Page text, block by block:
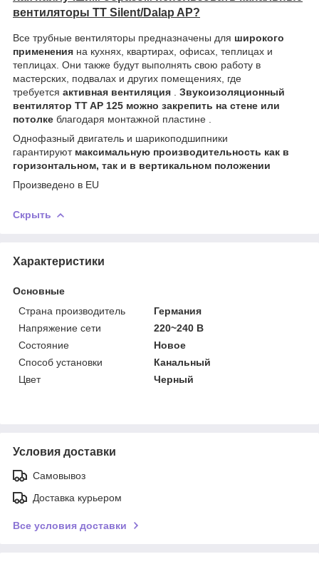
вентиляторы TT Silent/Dalap AP?
Все трубные вентиляторы предназначены для широкого
применения на кухнях, квартирах, офисах, теплицах и
теплицах. Они также будут выполнять свою работу в
мастерских, подвалах и других помещениях, где
требуется активная вентиляция
Звукоизоляционный
вентилятор TT AP 125 можно закрепить на стене или
потолке благодаря монтажной пластине .
Однофазный двигатель и шарикоподшипники
гарантируют максимальную производительность как в
горизонтальном, так и в вертикальном положении
Произведено в EU
Скрыть
Характеристики
Основные
Страна производитель
Германия
Напряжение сети
220~240 В
Состояние
Новое
Способ установки
Канальный
Цвет
Черный
Условия доставки
Самовывоз
Доставка курьером
Все условия доставки